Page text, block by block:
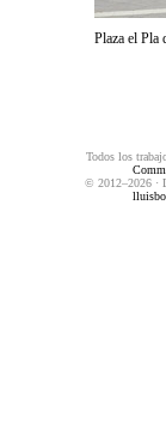
Plaza el Pla
Todos los
© 2012–2026 ·